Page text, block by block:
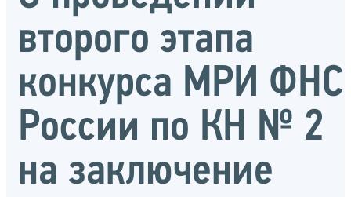
второго этапа
конкурса МРИ ФНС
России по КН № 2
на заключение